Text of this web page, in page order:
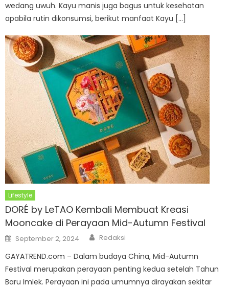
wedang uwuh. Kayu manis juga bagus untuk kesehatan
apabila rutin dikonsumsi, berikut manfaat Kayu […]
Lifestyle
DORÉ by LeTAO Kembali Membuat Kreasi
Mooncake di Perayaan Mid-Autumn Festival
Posted
on
September 2, 2024 Author
Redaksi
GAYATREND.com – Dalam budaya China, Mid-Autumn
Festival merupakan perayaan penting kedua setelah Tahun
Baru Imlek. Perayaan ini pada umumnya dirayakan sekitar